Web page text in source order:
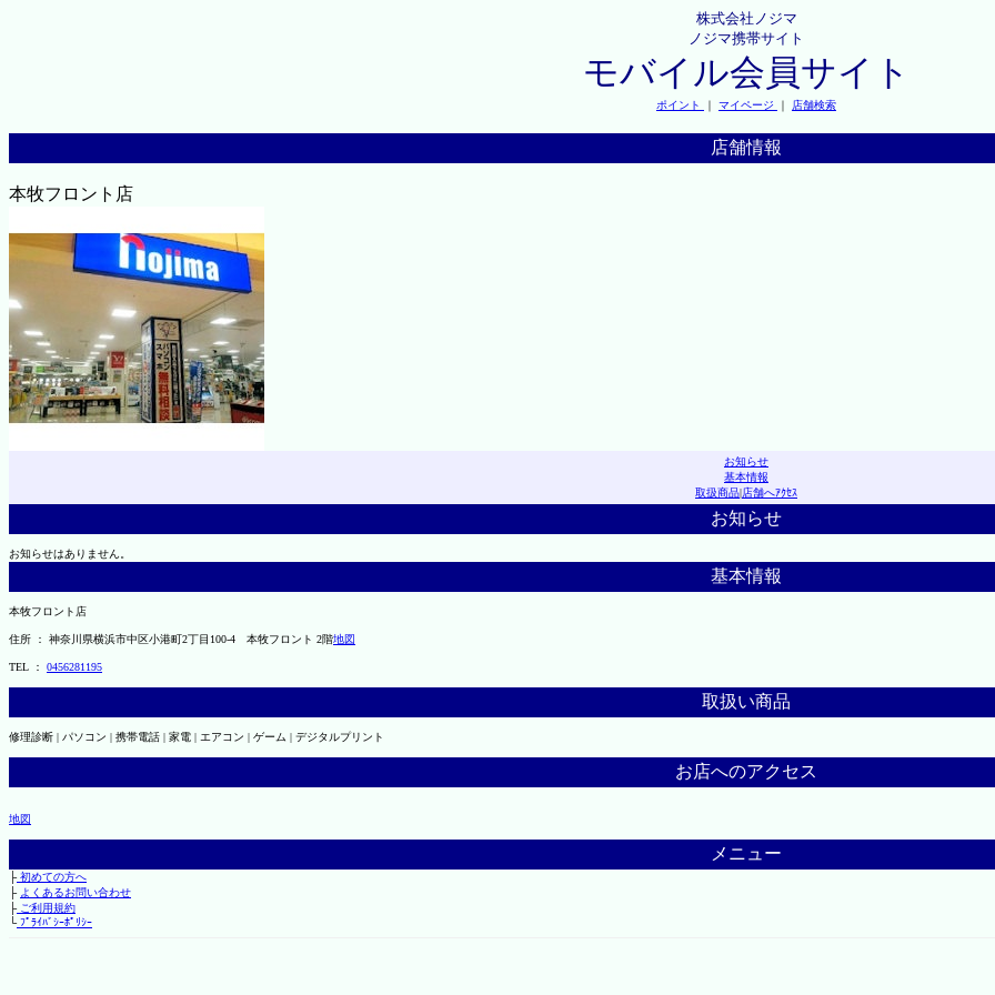
株式会社ノジマ
ノジマ携帯サイト
モバイル会員サイト
ポイント ｜ マイページ ｜ 店舗検索
店舗情報
本牧フロント店
お知らせ
基本情報
取扱商品|店舗へｱｸｾｽ
お知らせ
お知らせはありません。
基本情報
本牧フロント店
住所 ： 神奈川県横浜市中区小港町2丁目100-4 本牧フロント 2階地図
TEL ： 0456281195
取扱い商品
修理診断 | パソコン | 携帯電話 | 家電 | エアコン | ゲーム | デジタルプリント
お店へのアクセス
地図
メニュー
├初めての方へ
├ よくあるお問い合わせ
├ご利用規約
└ﾌﾟﾗｲﾊﾞｼｰﾎﾟﾘｼｰ